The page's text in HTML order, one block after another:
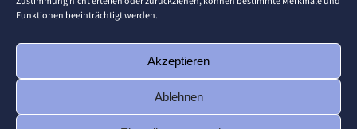
Funktionen beeinträchtigt werden.
Akzeptieren
Ablehnen
B2GreenHub an – eine neue Plattform, die speziell
für kleine und mittlere Unternehmen (KMU) in der
Lebensmittelproduktion entwickelt wurde. Ob Sie